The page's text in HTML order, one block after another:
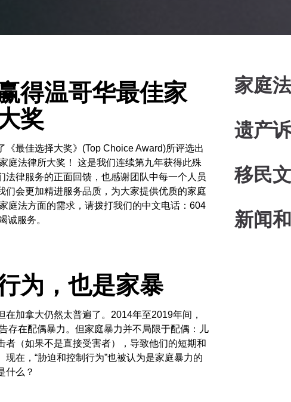
得温哥华最佳家
奖
《最佳选择大奖》(Top Choice Award)所评选出
庭法律所大奖！ 这是我们连续第九年获得此殊
法律服务的正面回馈，也感谢团队中每一个人员
们会更加精进服务品质，为大家提供优质的家庭
庭法方面的需求，请拨打我们的中文电话：604
诚服务。
为，也是家暴
在加拿大仍然太普遍了。2014年至2019年间，
存在配偶暴力。但家庭暴力并不局限于配偶：儿
者（如果不是直接受害者），导致他们的短期和
现在，“胁迫和控制行为”也被认为是家庭暴力的
什么？
家庭
遗产
移民
新闻